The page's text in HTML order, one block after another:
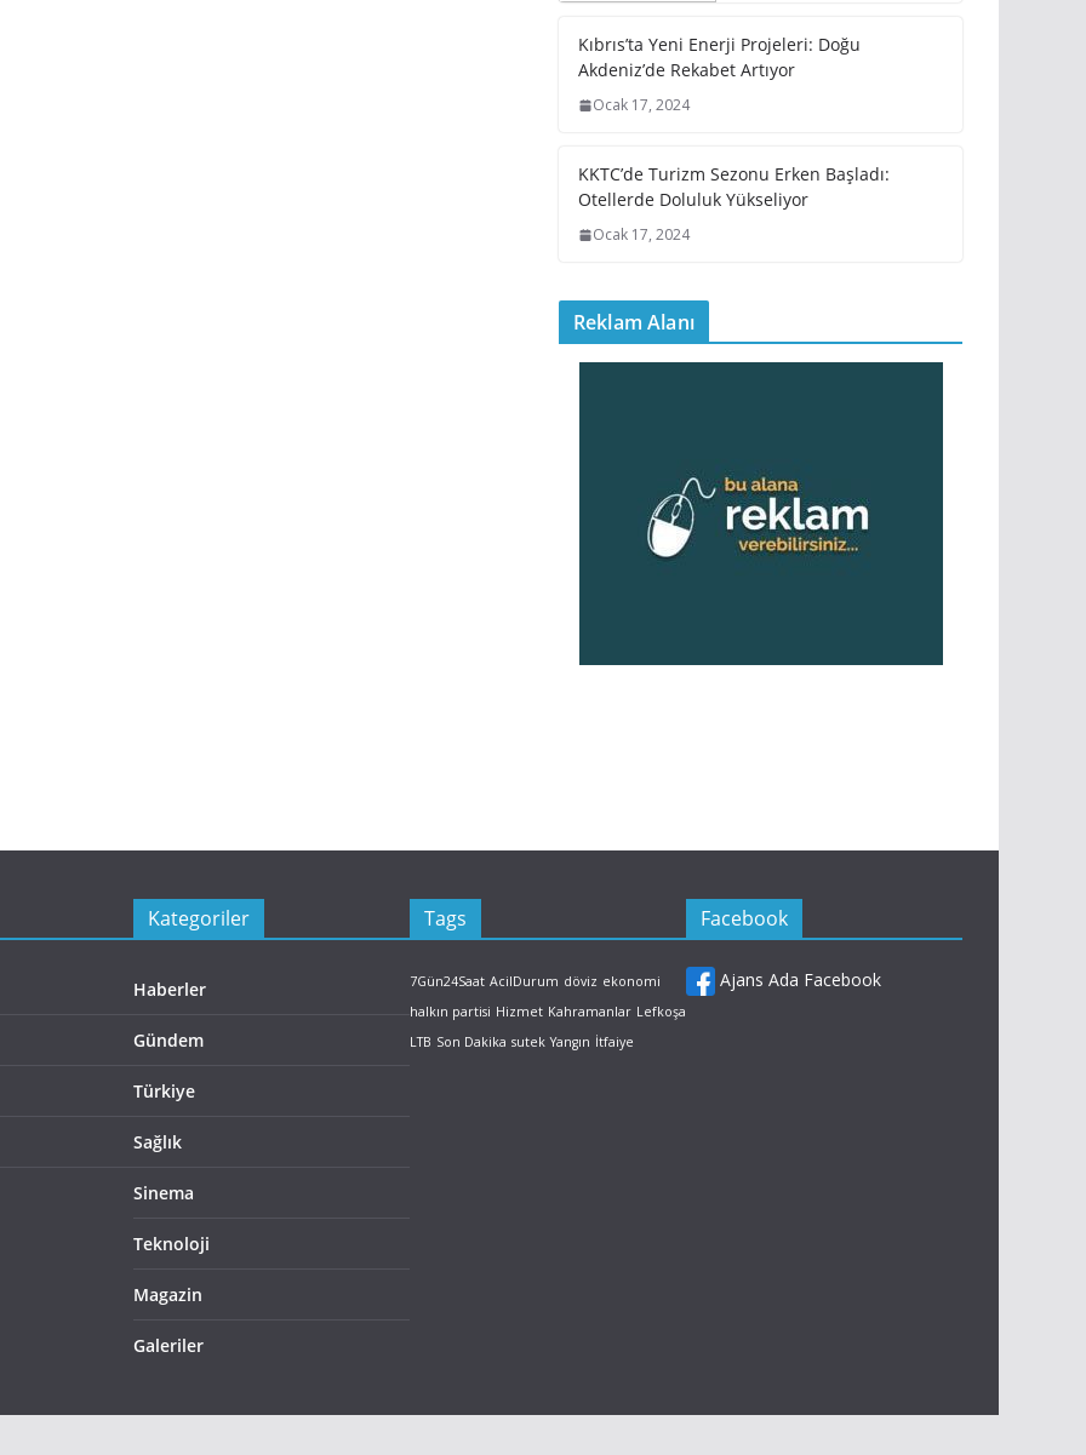
Kıbrıs’ta Yeni Enerji Projeleri: Doğu
Akdeniz’de Rekabet Artıyor
Ocak 17, 2024
KKTC’de Turizm Sezonu Erken Başladı:
Otellerde Doluluk Yükseliyor
Ocak 17, 2024
Reklam Alanı
Kategoriler
Haberler
Gündem
Türkiye
Sağlık
Sinema
Teknoloji
Magazin
Galeriler
Tags
7Gün24Saat AcilDurum döviz ekonomi
halkın partisi Hizmet Kahramanlar Lefkoşa
LTB Son Dakika sutek Yangın İtfaiye
Facebook
Ajans Ada Facebook